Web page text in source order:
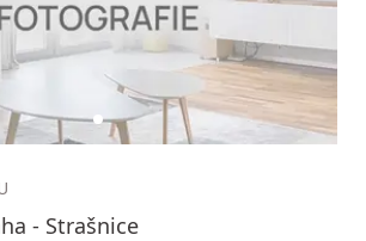
1
- Strašnice